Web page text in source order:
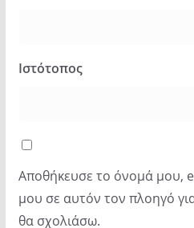
Ιστότοπος
Αποθήκευσε το όνομά μου,
μου σε αυτόν τον πλοηγό
θα σχολιάσω.